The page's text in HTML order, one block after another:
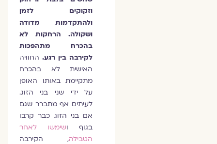
וזקוקים לזמן
ולהתקדמות מדודה
ושקולה. הרחקות לא
בהכרח מתהפכות
לקירבה בין רגע.החוויה
האישית לא בהכרח
מתקיימת באותו האופן
על ידי שני בני הזוג.
לעיתים אף מתברר שגם
אם בני הזוג כבר קרבו
בגוף ו
שימשו לאחר
הטבילה, הקירבה